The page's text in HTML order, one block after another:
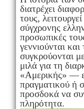
διατρέχει
τους,
σύγχρονης
προσωπικές
γεννιούνται
συγκρούονται
μιλά για τη
«Αμερικής» —
πραγματικού ή
προσδοκά να
πληρότητα.